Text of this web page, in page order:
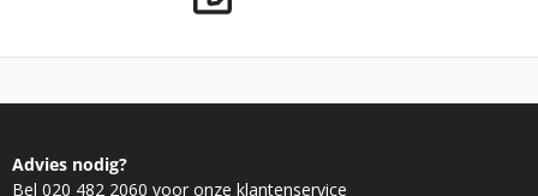
Advies nodig?
Bel 020 482 2060 voor onze klantenservice